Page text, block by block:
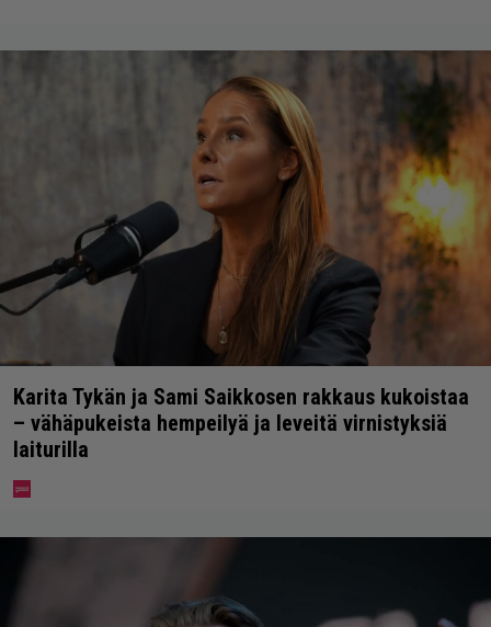
Karita Tykän ja Sami Saikkosen rakkaus kukoistaa
– vähäpukeista hempeilyä ja leveitä virnistyksiä
laiturilla